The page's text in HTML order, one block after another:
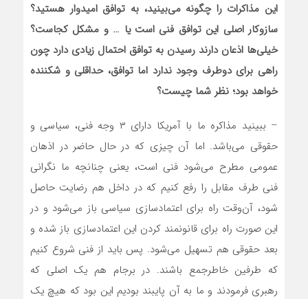
این مذاکرات را چگونه می‌بینید، به توافق امیدوار هستید؟
سازوکار اصلی این توافق فنی است یا … و مشکل کجاست؟
خیلی‌ها اذعان دارند رسیدن به توافق احتمال زیادی دارد چون
راهی برای دوطرف وجود ندارد اما توافق، حداقلی و شکننده
خواهد بود؛ نظر شما چیست؟
– ببینید مذاکره ما با آمریکا دارای ۳ وجه فنی، سیاسی و
حقوقی می‌باشد. اما آن چیزی که در حال حاضر در اذهان
عمومی مطرح می‌شود فنی است، یعنی چنانچه ما نگرانی
فنی طرف مقابل را رفع کنیم که در داخل هم رضایت حاصل
شود، آن‌وقت راه برای اعتمادسازی سیاسی باز می‌شود و در
این صورت راه برای قانونمند کردن این اعتمادسازی باز شده و
بعد حقوقی هم تسهیل می‌شود. پس باید از فنی شروع کنیم
که طرفین خاطرجمع باشند. در برجام هم یک اصلی که
رهبری فرمودند و ما به آن پایبند بودیم این بود که هیچ یک